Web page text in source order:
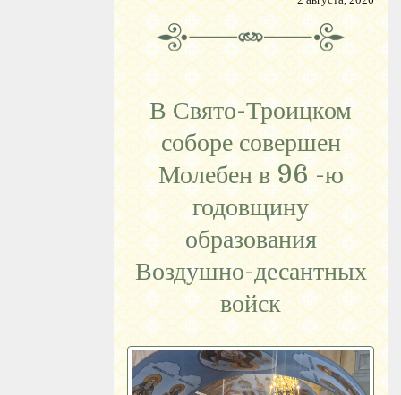
В Свято-Троицком
соборе совершен
Молебен в 96 -ю
годовщину
образования
Воздушно-десантных
войск